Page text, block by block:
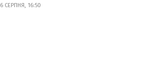
6 СЕРПНЯ, 16:50